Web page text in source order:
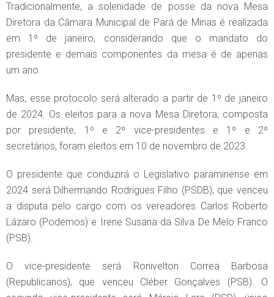
Tradicionalmente, a solenidade de posse da nova Mesa
Diretora da Câmara Municipal de Pará de Minas é realizada
em 1º de janeiro, considerando que o mandato do
presidente e demais componentes da mesa é de apenas
um ano.
Mas, esse protocolo será alterado a partir de 1º de janeiro
de 2024. Os eleitos para a nova Mesa Diretora, composta
por presidente, 1º e 2º vice-presidentes e 1º e 2º
secretários, foram eleitos em 10 de novembro de 2023.
O presidente que conduzirá o Legislativo paraminense em
2024 será Dilhermando Rodrigues Filho (PSDB), que venceu
a disputa pelo cargo com os vereadores Carlos Roberto
Lázaro (Podemos) e Irene Susana da Silva De Melo Franco
(PSB).
O vice-presidente será Ronivelton Correa Barbosa
(Republicanos), que venceu Cléber Gonçalves (PSB). O